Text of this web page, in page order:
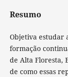
Resumo
Objetiva estudar
formação
de Alta Floresta,
de como essas